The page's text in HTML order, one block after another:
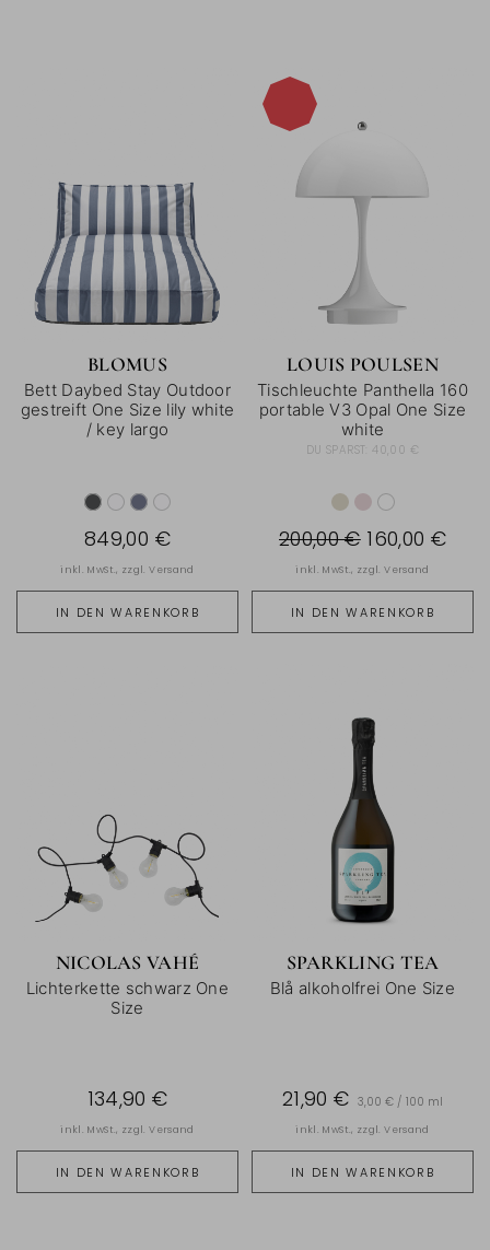
BLOMUS
Bett Daybed Stay Outdoor
gestreift One Size lily white
/ key largo
IN DEN WARENKORB
849,00 €
inkl. MwSt., zzgl.Versand
LOUIS POULSEN
Tischleuchte Panthella 160
portable V3 Opal One Size
white
DU SPARST:40,00 €
IN DEN WARENKORB
200,00 € 160,00 €
inkl. MwSt., zzgl.Versand
NICOLAS VAHÉ
Lichterkette schwarz One
Size
IN DEN WARENKORB
134,90 €
inkl. MwSt., zzgl.Versand
SPARKLING TEA
Blå alkoholfrei One Size
IN DEN WARENKORB
21,90 € 3,00 € / 100 ml
inkl. MwSt., zzgl.Versand